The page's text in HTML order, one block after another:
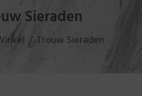
Sieraden
Trouw Sieraden